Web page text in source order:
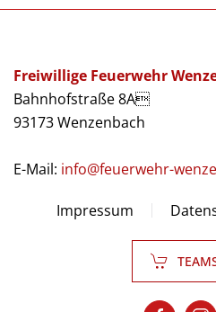
Freiwillige Feuerwehr
Bahnhofstraße 8A
93173 Wenzenbach
E-Mail: info@feuerwehr-
Impressum